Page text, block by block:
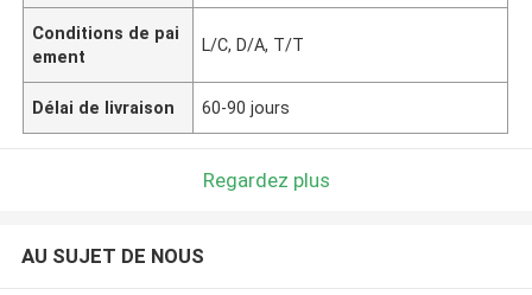
Conditions de pai
ement
L/C, D/A, T/T
Délai de livraison 60-90 jours
Regardez plus
AU SUJET DE NOUS